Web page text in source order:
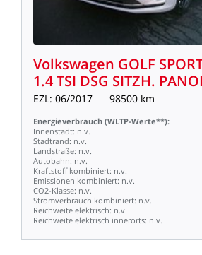
Volkswagen GOLF
1.4TSI DSG SITZH.
EZL: 06/2017 98500 km
Energieverbrauch (WLTP-Werte**):
Innenstadt: n.v.
Stadtrand: n.v.
Landstraße: n.v.
Autobahn: n.v.
Kraftstoff kombiniert: n.v.
Emissionen kombiniert: n.v.
CO2-Klasse: n.v.
Stromverbrauch kombiniert: n.v.
Reichweite elektrisch: n.v.
Reichweite elektrisch innerorts: n.v.